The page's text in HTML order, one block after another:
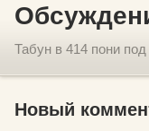
Табун в 414 пони
Новый